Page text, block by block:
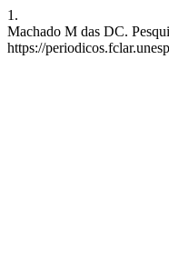
1.
Machado M das DC.
https://